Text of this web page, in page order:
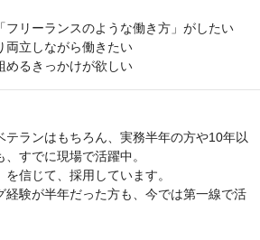
リーランスのような働き方」がしたい
立しながら働きたい
るきっかけが欲しい
テランはもちろん、実務半年の方や10年以
、すでに現場で活躍中。
を信じて、採用しています。
経験が半年だった方も、今では第一線で活